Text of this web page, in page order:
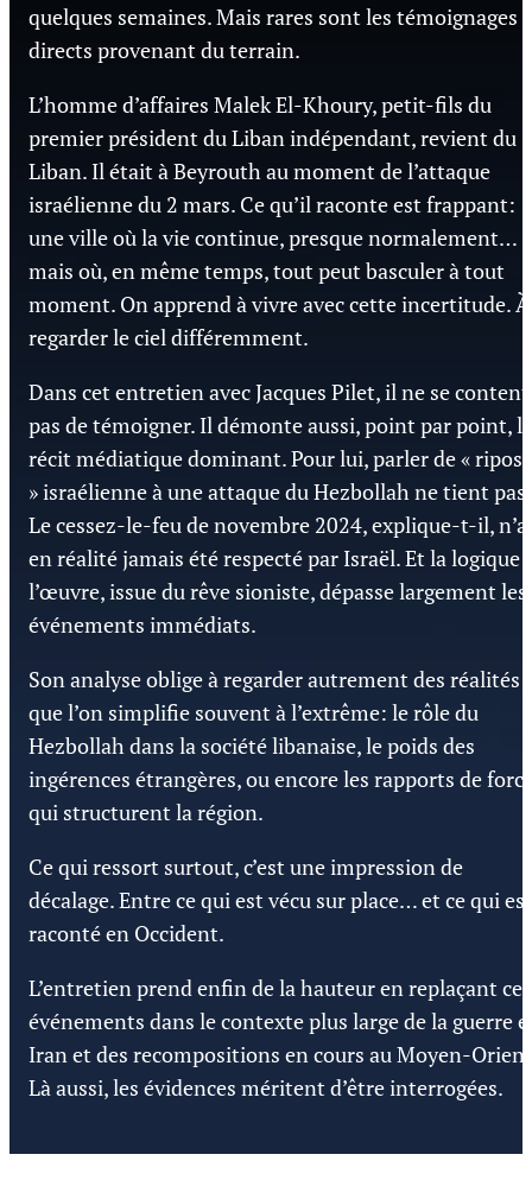
quelques semaines. Mais rares sont les témoignages
directs provenant du terrain.
L’homme d’affaires Malek El-Khoury, petit-fils du
premier président du Liban indépendant, revient du
Liban. Il était à Beyrouth au moment de l’attaque
israélienne du 2 mars. Ce qu’il raconte est frappant:
une ville où la vie continue, presque normalement…
mais où, en même temps, tout peut basculer à tout
moment. On apprend à vivre avec cette incertitude. À
regarder le ciel différemment.
Dans cet entretien avec Jacques Pilet, il ne se
pas de témoigner. Il démonte aussi, point par point, le
récit médiatique dominant. Pour lui, parler de «
» israélienne à une attaque du Hezbollah ne tient pas.
Le cessez-le-feu de novembre 2024, explique-t-il, n’a
en réalité jamais été respecté par Israël. Et la logique
l’œuvre, issue du rêve sioniste, dépasse largement les
événements immédiats.
Son analyse oblige à regarder autrement des réalités
que l’on simplifie souvent à l’extrême: le rôle du
Hezbollah dans la société libanaise, le poids des
ingérences étrangères, ou encore les rapports de
qui structurent la région.
Ce qui ressort surtout, c’est une impression de
décalage. Entre ce qui est vécu sur place… et ce qui est
raconté en Occident.
L’entretien prend enfin de la hauteur en replaçant ces
événements dans le contexte plus large de la guerre
Iran et des recompositions en cours au Moyen-
Là aussi, les évidences méritent d’être interrogées.